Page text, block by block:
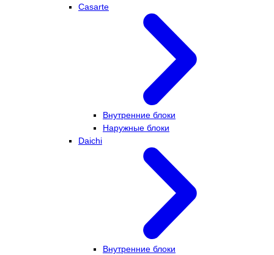
Casarte
Внутренние блоки
Наружные блоки
Daichi
Внутренние блоки